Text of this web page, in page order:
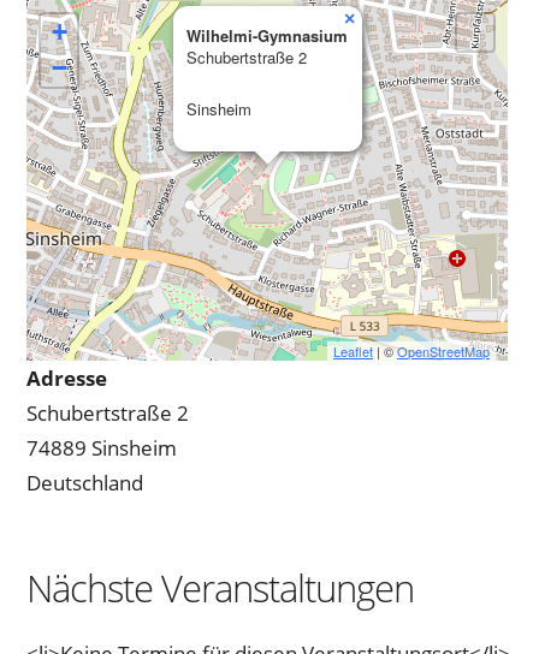
Wilhelmi-Gymnasium
Schubertstraße 2
Sinsheim
×
+
−
Leaflet | ©OpenStreetMap
Adresse
Schubertstraße 2
74889 Sinsheim
Deutschland
Nächste Veranstaltungen